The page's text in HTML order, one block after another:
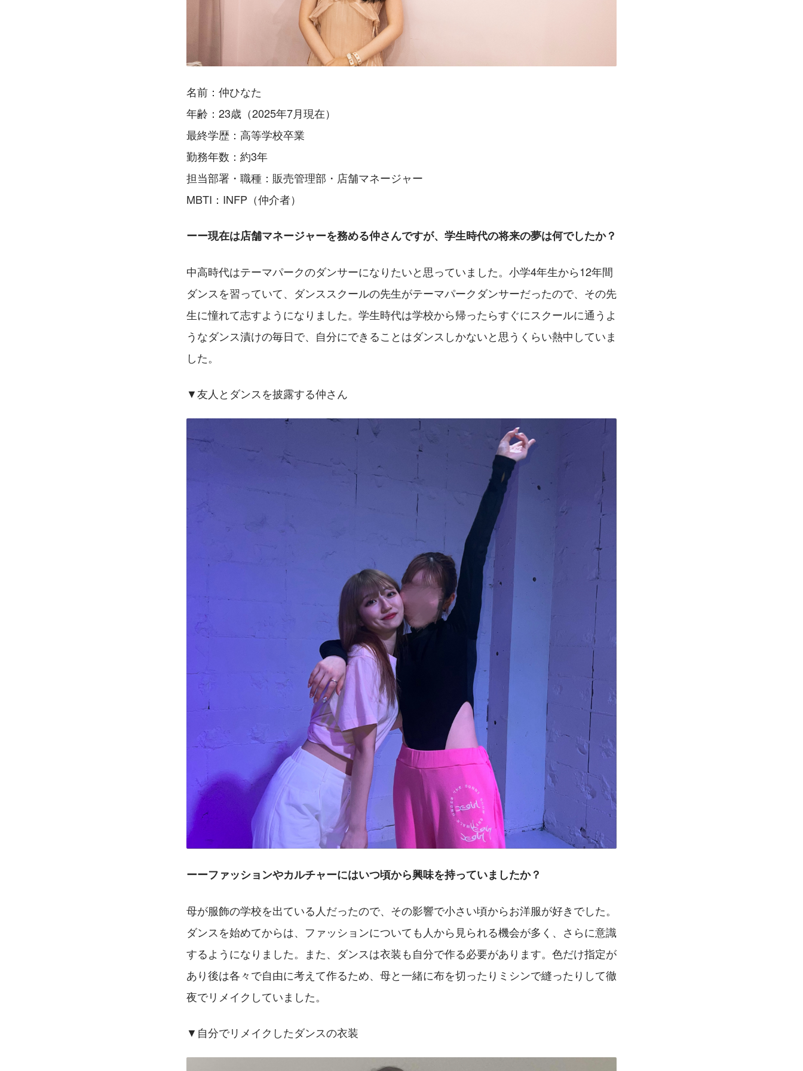
名前：仲ひなた
年齢：23歳（2025年7月現在）
最終学歴：高等学校卒業
勤務年数：約3年
担当部署・職種：販売管理部・店舗マネージャー
MBTI：INFP（仲介者）
ーー現在は店舗マネージャーを務める仲さんですが、学生時代の将来の夢は何でしたか？
中高時代はテーマパークのダンサーになりたいと思っていました。小学4年生から12年間
ダンスを習っていて、ダンススクールの先生がテーマパークダンサーだったので、その先
生に憧れて志すようになりました。学生時代は学校から帰ったらすぐにスクールに通うよ
うなダンス漬けの毎日で、自分にできることはダンスしかないと思うくらい熱中していま
した。
▼友人とダンスを披露する仲さん
ーーファッションやカルチャーにはいつ頃から興味を持っていましたか？
母が服飾の学校を出ている人だったので、その影響で小さい頃からお洋服が好きでした。
ダンスを始めてからは、ファッションについても人から見られる機会が多く、さらに意識
するようになりました。また、ダンスは衣装も自分で作る必要があります。色だけ指定が
あり後は各々で自由に考えて作るため、母と一緒に布を切ったりミシンで縫ったりして徹
夜でリメイクしていました。
▼自分でリメイクしたダンスの衣装